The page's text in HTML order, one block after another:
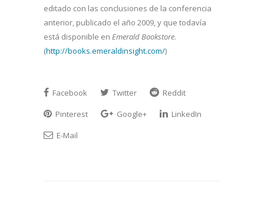
editado con las conclusiones de la conferencia
anterior, publicado el año 2009, y que todavía
está disponible en Emerald Bookstore.
(http://books.emeraldinsight.com/)
Facebook Twitter
Reddit
Pinterest
Google+
LinkedIn
E-Mail